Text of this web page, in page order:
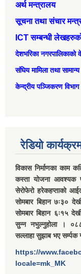
अर्थ मन्त्रालय
सूचना तथा संचार
ICT सम्बन्धी
देशभरिका नगरपालिकाको
संघिय मामिला तथा
केन्द्रीय पञ्जिकरण विभाग
रेडियो
विकास निर्माणका काम
कस्ता योजना आवश्यक
सेरोफेरो हरेकहप्ताको
सोमबार बिहान ७ः३०
सोमबार बिहान ६ः१५
सुन्न नभुल्नुहोला ।
सल्लाहा सुझाब भए सर्म्पक
https://
locale=mk_MK